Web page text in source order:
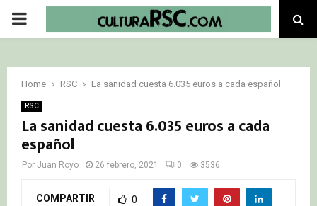
PRIMARY
Home RSC La sanidad cuesta 6.035 euros a cada español
RSC
La sanidad cuesta 6.035 euros a cada
español
Por Juan Royo 26 febrero, 2021 0 3536
COMPARTIR 0